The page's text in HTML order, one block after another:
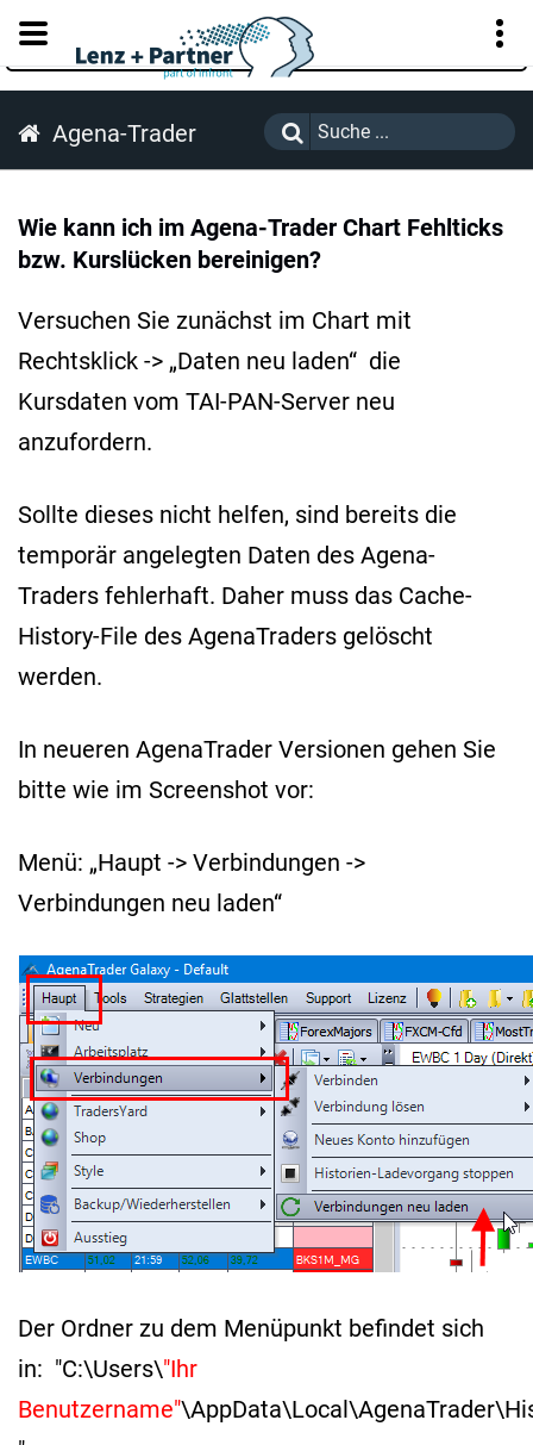
KUNDENPORTAL
Agena-Trader
Wie kann ich im Agena-Trader Chart Fehlticks
bzw. Kurslücken bereinigen?
Versuchen Sie zunächst im Chart mit
Rechtsklick -> „Daten neu laden“ die
Kursdaten vom TAI-PAN-Server neu
anzufordern.
Sollte dieses nicht helfen, sind bereits die
temporär angelegten Daten des Agena-
Traders fehlerhaft. Daher muss das Cache-
History-File des AgenaTraders gelöscht
werden.
In neueren AgenaTrader Versionen gehen Sie
bitte wie im Screenshot vor:
Menü: „Haupt -> Verbindungen ->
Verbindungen neu laden“
Der Ordner zu dem Menüpunkt befindet sich
in: "C:\Users\"Ihr
Benutzername"